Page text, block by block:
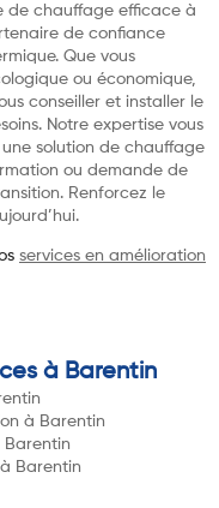
de chauffage efficace à
de confiance
Que vous
ou économique,
conseiller et installer le
Notre expertise vous
solution de chauffage
ou demande de
Renforcez le
services en amélioration
à Barentin
à Barentin
Barentin
Barentin